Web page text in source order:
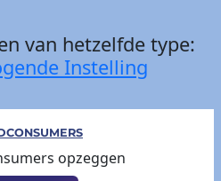
van hetzelfde type:
Instelling